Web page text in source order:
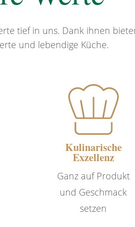
tief in uns. Dank ihnen
und lebendige Küche.
Kulinarische
Exzellenz
Ganz auf Produkt
und Geschmack
setzen
chaque produit
grâce à une
technique
d'exécution
irréprochable et
une innovation
culinaire centrée
l'humain au cœur
du service, nous